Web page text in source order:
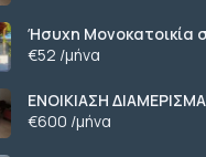
Ήσυχη Μονοκατοικία
Γυμνό Ευβοίας | Κοντά
Θάλασσα & Βουνό
€52 /μήνα
ΕΝΟΙΚΙΑΣΗ
ΧΑΡΙΛΑΟΥ ΘΕΣΣΑΛΟΝΙΚΗ
€600 /μήνα